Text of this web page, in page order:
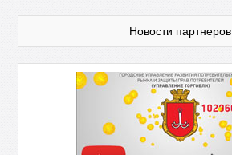
Новости партнеров